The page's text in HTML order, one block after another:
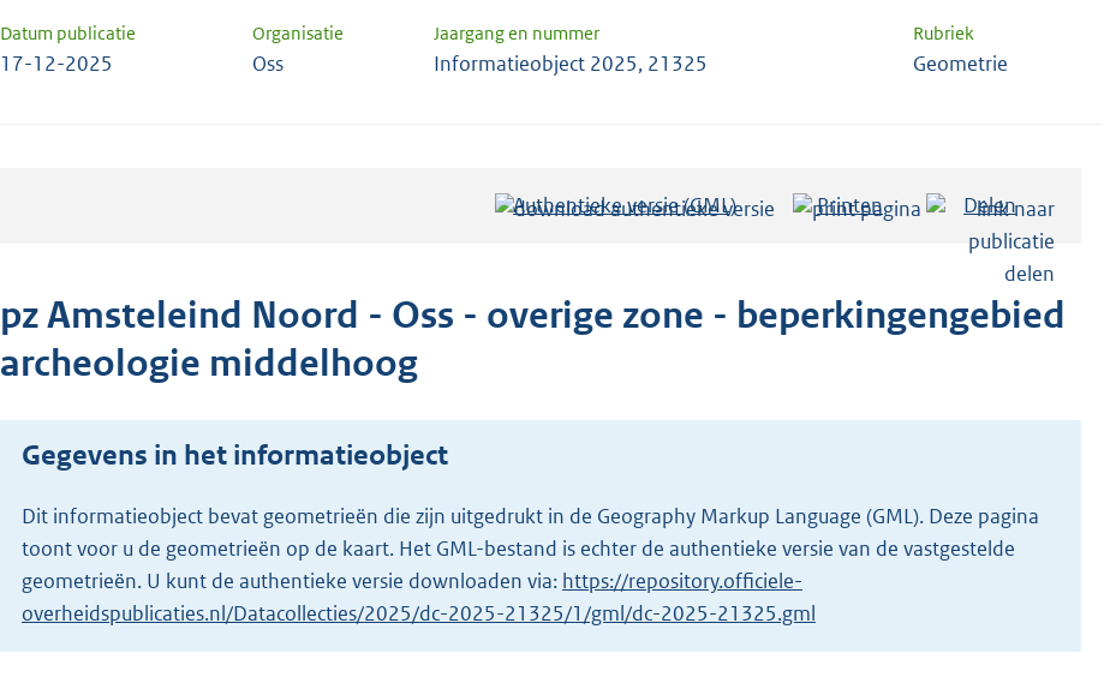
Datum publicatie Organisatie Jaargang en nummer Rubriek
17-12-2025 Oss Informatieobject 2025, 21325 Geometrie
Authentieke versie (GML)b
t
a
o
o
t
t
e
Printen Delen
pz Amsteleind Noord - Oss - overige zone - beperkingengebied
archeologie middelhoog
Gegevens in het informatieobject
Dit informatieobject bevat geometrieën die zijn uitgedrukt in de Geography Markup Language (GML). Deze pagina
toont voor u de geometrieën op de kaart. Het GML-bestand is echter de authentieke versie van de vastgestelde
geometrieën. U kunt de authentieke versie downloaden via: https://repository.officiele-
overheidspublicaties.nl/Datacollecties/2025/dc-2025-21325/1/gml/dc-2025-21325.gml